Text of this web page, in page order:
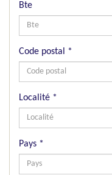
Bte
Code postal *
Localité *
Pays *